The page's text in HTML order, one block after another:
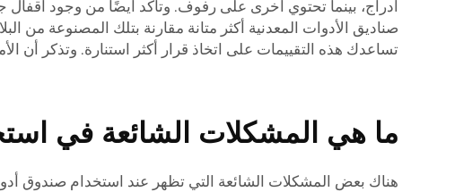
أدراج، بينما تحتوي أخرى على رفوف. وتأكد أيضًا من وجود أقفال
صناديق الأدوات المعدنية أكثر متانة مقارنة بتلك المصنوعة من
تساعدك هذه التقييمات على اتخاذ قرار أكثر استنارة. وتذكر أن
ما هي المشكلات الشائعة في
هناك بعض المشكلات الشائعة التي تظهر عند استخدام صندوق